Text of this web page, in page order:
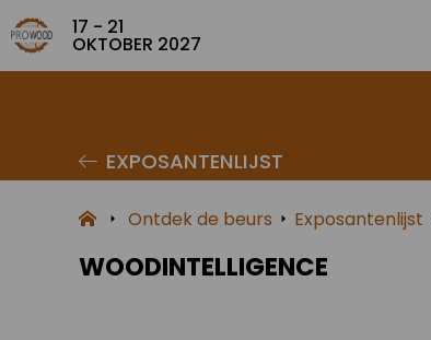
17 - 21
OKTOBER 2027
EXPOSANTENLIJST
Ontdek de beurs Exposantenlijst
WOODINTELLIGENCE